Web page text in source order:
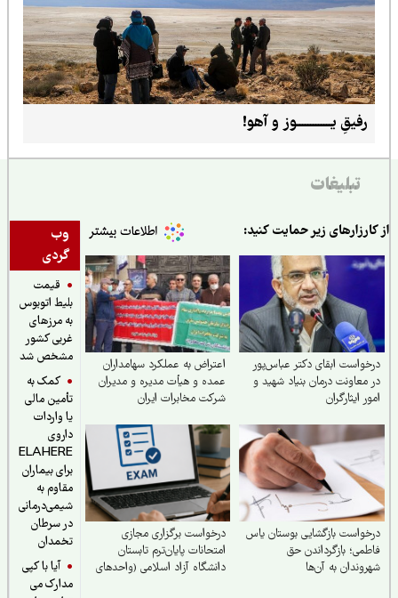
رفیقِ یـــــــــــــوز و آهو!
تبلیغات
وب
گردی
قیمت
بلیط اتوبوس
به مرزهای
غربی کشور
مشخص شد
کمک به
تأمین مالی
یا واردات
داروی
ELAHERE
برای بیماران
مقاوم به
شیمی‌درمانی
در سرطان
تخمدان
آیا با کپی
مدارک می
زیر حمایت کنید:
ابقای دکتر عباس‌پور
درمان بنیاد شهید و
ایثارگران
اعتراض به عملکرد سهامداران
عمده و هیأت مدیره و مدیران
شرکت مخابرات ایران
بازگشایی بوستان یاس
بازگرداندن حق
به آن‌ها
درخواست برگزاری مجازی
امتحانات پایان‌ترم تابستان
دانشگاه آزاد اسلامی (واحدهای